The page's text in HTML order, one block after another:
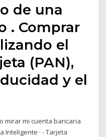
de una
. Comprar
el
(PAN),
y el
mirar mi cuenta bancaria
Inteligente · - Tarjeta